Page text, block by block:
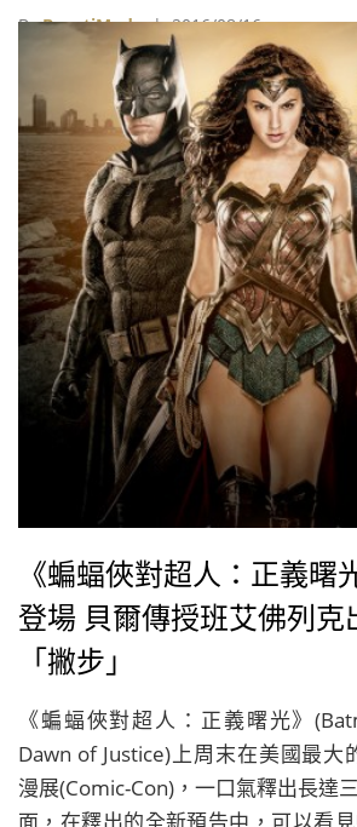
獎及一次最佳導演獎的肯定。
ByBeautiMode| 2016/08/16
《蝙蝠俠對超人：正義曙
登場 貝爾傳授班艾佛列克
「撇步」
《蝙蝠俠對超人：正義曙光》
Dawn of Justice)上周末在美國最大
漫展(Comic-Con)，一口氣釋出長達